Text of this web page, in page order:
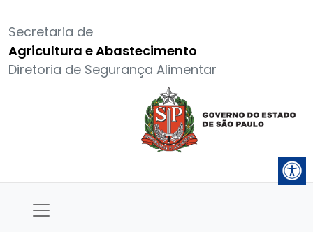
Secretaria de
Agricultura e Abastecimento
Diretoria de Segurança Alimentar